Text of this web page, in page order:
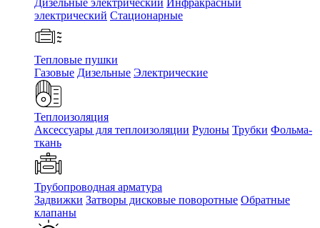
Дизельные электрический Инфракрасный
электрический Стационарные
Тепловые пушки
Газовые Дизельные Электрические
Теплоизоляция
Аксессуары для теплоизоляции Рулоны Трубки Фольма-
ткань
Трубопроводная арматура
Задвижки Затворы дисковые поворотные Обратные
клапаны